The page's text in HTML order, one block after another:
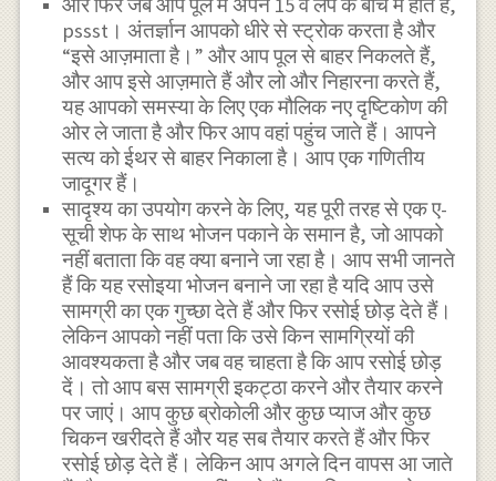
pssst। अंतर्ज्ञान आपको धीरे से स्ट्रोक करता है और
“इसे आज़माता है।” और आप पूल से बाहर निकलते हैं,
और आप इसे आज़माते हैं और लो और निहारना करते हैं,
यह आपको समस्या के लिए एक मौलिक नए दृष्टिकोण की
ओर ले जाता है और फिर आप वहां पहुंच जाते हैं। आपने
सत्य को ईथर से बाहर निकाला है। आप एक गणितीय
जादूगर हैं।
सादृश्य का उपयोग करने के लिए, यह पूरी तरह से एक ए-
सूची शेफ के साथ भोजन पकाने के समान है, जो आपको
नहीं बताता कि वह क्या बनाने जा रहा है। आप सभी जानते
हैं कि यह रसोइया भोजन बनाने जा रहा है यदि आप उसे
सामग्री का एक गुच्छा देते हैं और फिर रसोई छोड़ देते हैं।
लेकिन आपको नहीं पता कि उसे किन सामग्रियों की
आवश्यकता है और जब वह चाहता है कि आप रसोई छोड़
दें। तो आप बस सामग्री इकट्ठा करने और तैयार करने
पर जाएं। आप कुछ ब्रोकोली और कुछ प्याज और कुछ
चिकन खरीदते हैं और यह सब तैयार करते हैं और फिर
रसोई छोड़ देते हैं। लेकिन आप अगले दिन वापस आ जाते